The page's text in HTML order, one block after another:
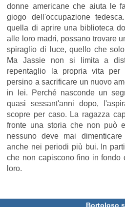
donne americane che aiuta le
giogo dell'occupazione
quella di aprire una biblioteca
alle loro madri, possano trovare
spiraglio di luce, quello che
Ma Jassie non si limita a
repentaglio la propria vita per
persino a sacrificare un nuovo
in lei. Perché nasconde un
quasi sessant'anni dopo,
scopre per caso. La ragazza
fronte una storia che non può
nessuno deve mai
anche nei periodi più bui. In
che non capiscono fino in fondo
loro.
Bortoloso